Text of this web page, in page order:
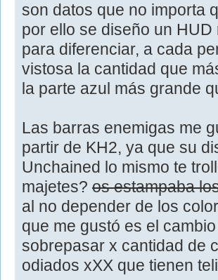
son datos que no importa
por ello se diseño un
para diferenciar, a cada
vistosa la cantidad que
la parte azul más grande
Las barras enemigas me
partir de KH2, ya que su
Unchained lo mismo te
majetes? os estampaba
al no depender de los
que me gustó es el
sobrepasar x cantidad de
odiados xXX que tienen